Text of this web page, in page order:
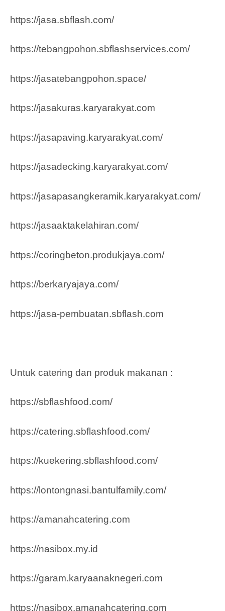
https://jasa.sbflash.com/
https://tebangpohon.sbflashservices.com/
https://jasatebangpohon.space/
https://jasakuras.karyarakyat.com
https://jasapaving.karyarakyat.com/
https://jasadecking.karyarakyat.com/
https://jasapasangkeramik.karyarakyat.com/
https://jasaaktakelahiran.com/
https://coringbeton.produkjaya.com/
https://berkaryajaya.com/
https://jasa-pembuatan.sbflash.com
Untuk catering dan produk makanan :
https://sbflashfood.com/
https://catering.sbflashfood.com/
https://kuekering.sbflashfood.com/
https://lontongnasi.bantulfamily.com/
https://amanahcatering.com
https://nasibox.my.id
https://garam.karyaanaknegeri.com
https://nasibox.amanahcatering.com